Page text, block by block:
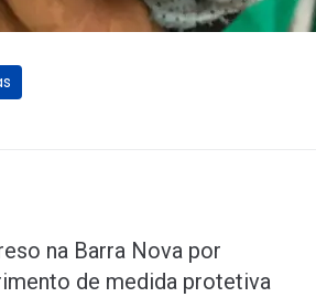
na Barra Nova por
de medida protetiva